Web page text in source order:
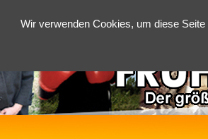
Wir verwenden Cookies, um diese